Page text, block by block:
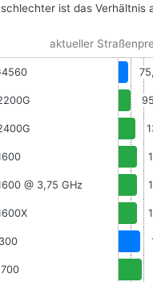
ist das Verhältnis
aktueller
@ 3,75 GHz